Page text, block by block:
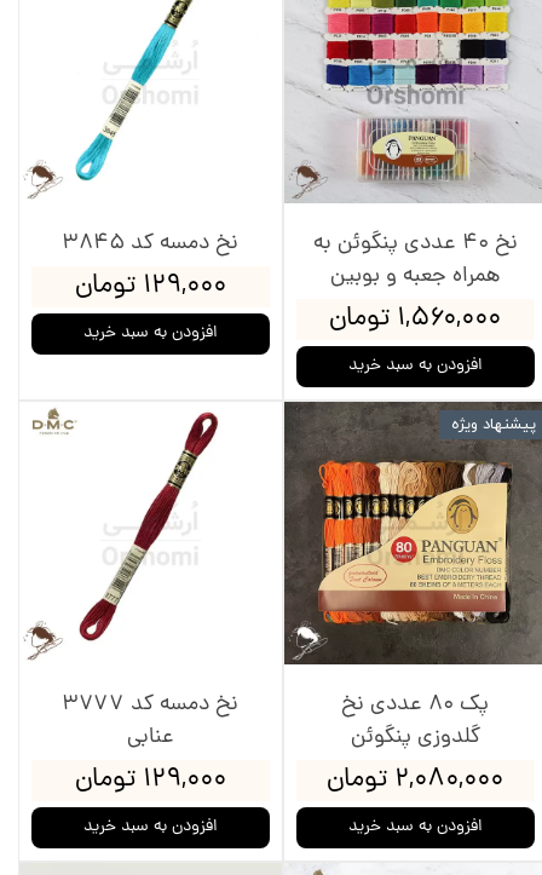
نخ 40 عددی پنگوئن به
همراه جعبه و بوبین
۱,۵۶۰,۰۰۰ تومان
افزودن به سبد خرید
نخ دمسه کد 3845
۱۲۹,۰۰۰ تومان
افزودن به سبد خرید
پک 80 عددی نخ
گلدوزی پنگوئن
۲,۰۸۰,۰۰۰ تومان
افزودن به سبد خرید
پیشنهاد ویژه
نخ دمسه کد 3777
عنابی
۱۲۹,۰۰۰ تومان
افزودن به سبد خرید